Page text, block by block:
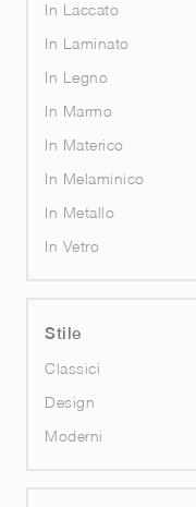
In Laccato
In Laminato
In Legno
In Marmo
In Materico
In Melaminico
In Metallo
In Vetro
Stile
Classici
Design
Moderni